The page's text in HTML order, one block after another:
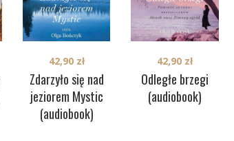
Zdarzyło się nad
jeziorem Mystic
(audiobook)
42,90 zł
Odległe brzegi
(audiobook)
42,90 zł